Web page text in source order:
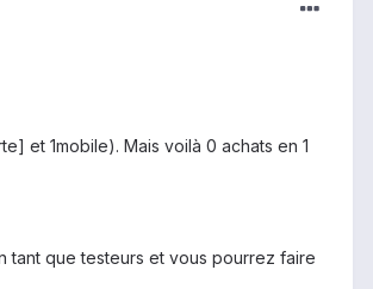
et 1mobile). Mais voilà 0 achats en 1
tant que testeurs et vous pourrez faire